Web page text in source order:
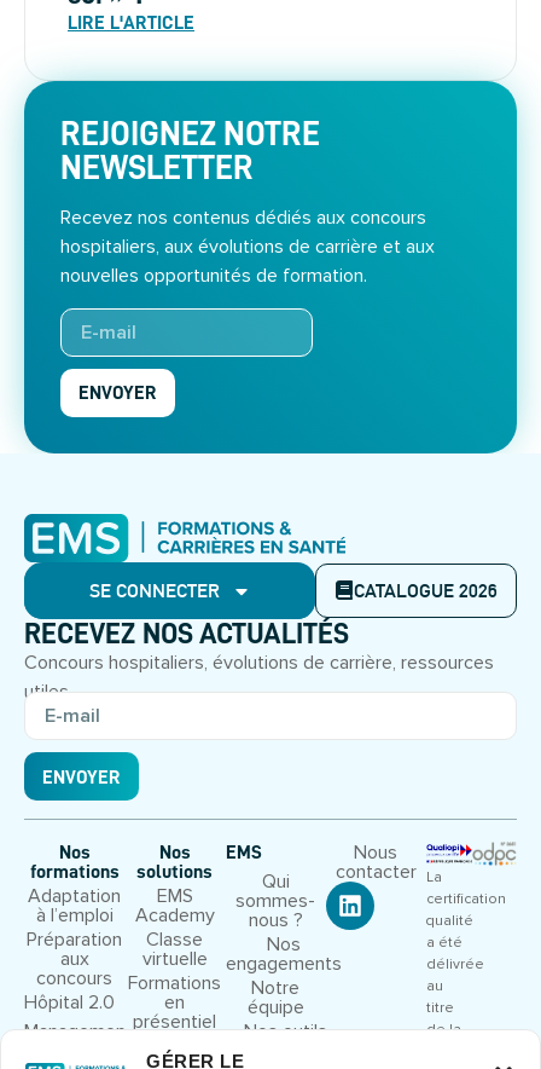
GÉRER LE
LIRE L'ARTICLE
REJOIGNEZ NOTRE
NEWSLETTER
Recevez nos contenus dédiés aux concours
hospitaliers, aux évolutions de carrière et aux
nouvelles opportunités de formation.
ENVOYER
SE CONNECTER CATALOGUE 2026
RECEVEZ NOS ACTUALITÉS
Concours hospitaliers, évolutions de carrière, ressources
utiles.
ENVOYER
Nos
formations
Adaptation
à l’emploi
Préparation
aux
concours
Hôpital 2.0
Management
Nos
solutions
EMS
Academy
Classe
virtuelle
Formations
en
présentiel
EMS
Qui
sommes-
nous ?
Nos
engagements
Notre
équipe
Nos outils
pédagogiques
Nous
contacter
La
certification
qualité
a été
délivrée
au
titre
de la